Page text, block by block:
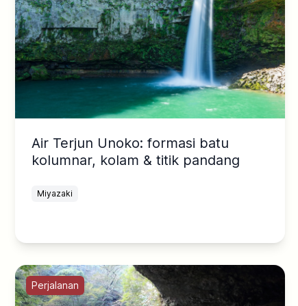
Air Terjun Unoko: formasi batu
kolumnar, kolam & titik pandang
Miyazaki
Perjalanan